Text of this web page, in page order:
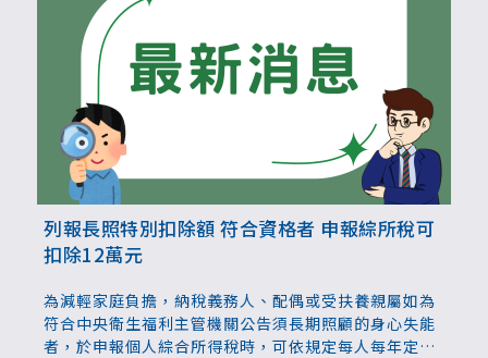
列報長照特別扣除額 符合資格者 申報綜所稅可
扣除12萬元
為減輕家庭負擔，納稅義務人、配偶或受扶養親屬如為
符合中央衛生福利主管機關公告須長期照顧的身心失能
者，於申報個人綜合所得稅時，可依規定每人每年定額